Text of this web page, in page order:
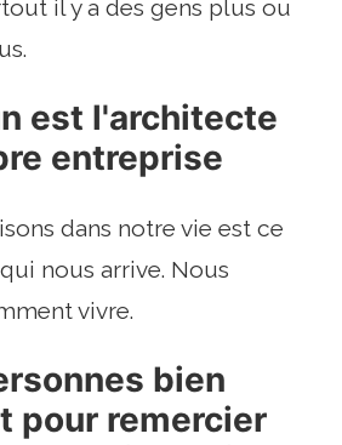
il y a des gens plus ou
est l'architecte
entreprise
dans notre vie est ce
nous arrive. Nous
vivre.
bien
pour remercier